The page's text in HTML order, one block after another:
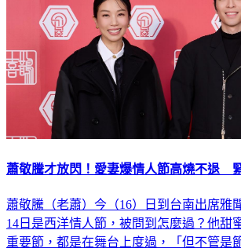
蕭敬騰才放閃！愛妻爆情人節高燒不退
蕭敬騰（老蕭）今（16）日到台南出席雅
14日是西洋情人節，被問到怎麼過？他甜
重要節，都是在舞台上度過，「但不管是